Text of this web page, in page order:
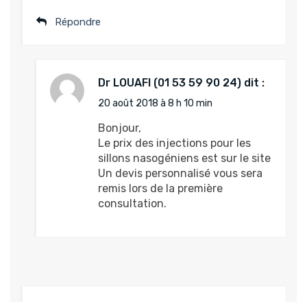
Répondre
Dr LOUAFI dit :
20 août 2018 à 8 h 10 min
Bonjour,
Le prix des injections pour les
sillons nasogéniens est sur le site
Un devis personnalisé vous sera
remis lors de la première
consultation.